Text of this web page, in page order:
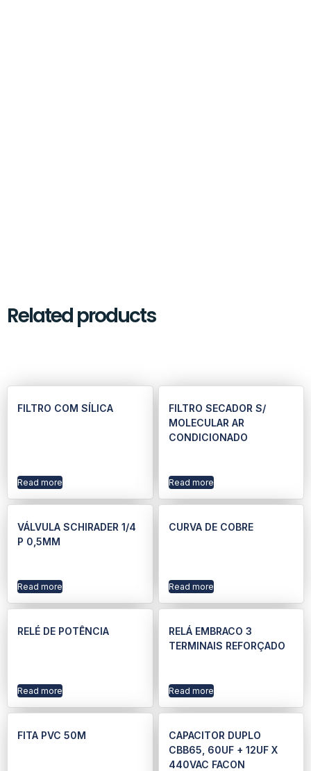
Related products
FILTRO COM SÍLICA
Read more
FILTRO SECADOR S/
MOLECULAR AR
CONDICIONADO
Read more
VÁLVULA SCHIRADER 1/4
P 0,5MM
Read more
CURVA DE COBRE
Read more
RELÉ DE POTÊNCIA
Read more
RELÁ EMBRACO 3
TERMINAIS REFORÇADO
Read more
FITA PVC 50M
CAPACITOR DUPLO
CBB65, 60UF + 12UF X
440VAC FACON